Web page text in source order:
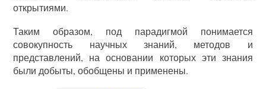
открытиями.
Таким образом, под парадигмой понимается
совокупность научных знаний, методов и
представлений, на основании которых эти знания
были добыты, обобщены и применены.